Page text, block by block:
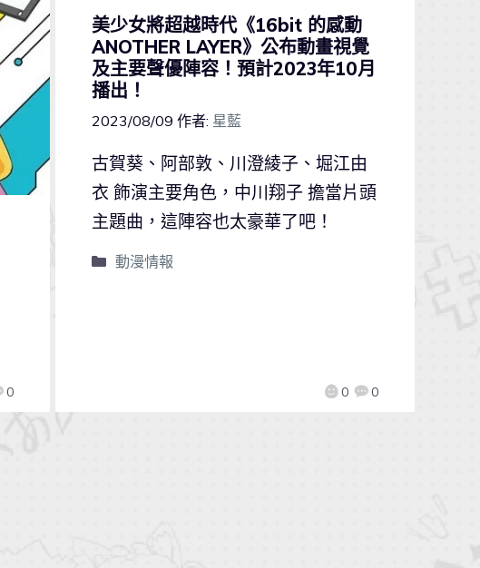
0
美少女將超越時代《16bit 的感動
ANOTHER LAYER》公布動畫視覺
及主要聲優陣容！預計2023年10月
播出！
2023/08/09 作者: 星藍
0 0
古賀葵、阿部敦、川澄綾子、堀江由
衣 飾演主要角色，中川翔子 擔當片頭
主題曲，這陣容也太豪華了吧！
動漫情報